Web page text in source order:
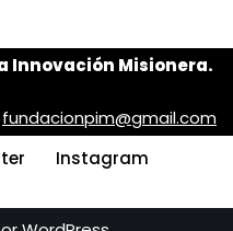
Innovación Misionera.
fundacionpim@gmail.com
Instagram